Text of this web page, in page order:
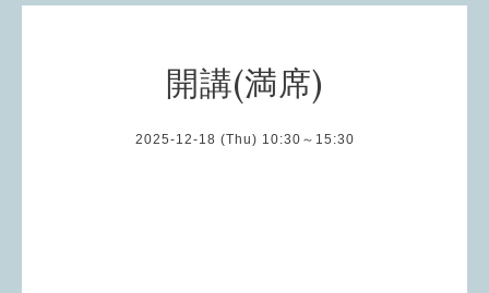
開講(満席)
2025-12-18 (Thu) 10:30～15:30